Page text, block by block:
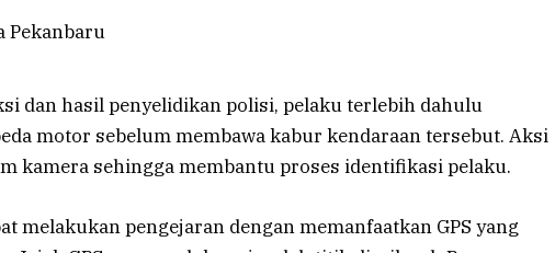
dan hasil penyelidikan polisi, pelaku terlebih dahulu
motor sebelum membawa kabur kendaraan tersebut. Aksi
kamera sehingga membantu proses identifikasi pelaku.
melakukan pengejaran dengan memanfaatkan GPS yang